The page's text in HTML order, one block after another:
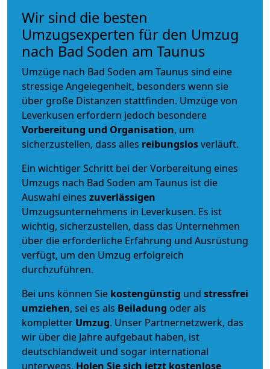
Wir sind die besten
Umzugsexperten für den Umzug
nach Bad Soden am Taunus
Umzüge nach Bad Soden am Taunus sind eine
stressige Angelegenheit, besonders wenn sie
über große Distanzen stattfinden. Umzüge von
Leverkusen erfordern jedoch besondere
Vorbereitung und Organisation, um
sicherzustellen, dass alles reibungslosverläuft.
Ein wichtiger Schritt bei der Vorbereitung eines
Umzugs nach Bad Soden am Taunus ist die
Auswahl eines zuverlässigen
Umzugsunternehmens in Leverkusen. Es ist
wichtig, sicherzustellen, dass das Unternehmen
über die erforderliche Erfahrung und Ausrüstung
verfügt, um den Umzug erfolgreich
durchzuführen.
Bei uns können Sie kostengünstig und stressfrei
umziehen, sei es als Beiladung oder als
kompletter Umzug. Unser Partnernetzwerk, das
wir über die Jahre aufgebaut haben, ist
deutschlandweit und sogar international
unterwegs. Holen Sie sich jetzt kostenlose